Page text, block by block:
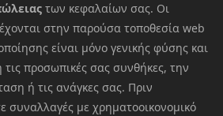
των κεφαλαίων σας. Οι
στην παρούσα τοποθεσία web
είναι μόνο γενικής φύσης και
προσωπικές σας συνθήκες, την
ή τις ανάγκες σας. Πριν
συναλλαγές με χρηματοοικονομικό